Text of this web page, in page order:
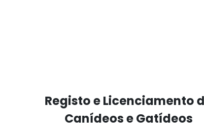
Registo e Licenciamento
Canídeos e Gatídeos